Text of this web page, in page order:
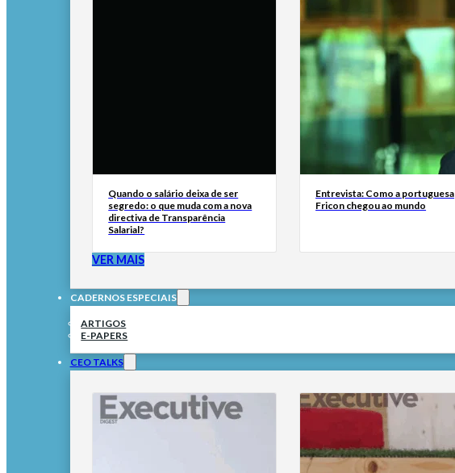
Quando o salário deixa de ser
segredo: o que muda com a nova
directiva de Transparência
Salarial?
Entrevista: Como a portuguesa
Fricon chegou ao mundo
VER MAIS
CADERNOS ESPECIAIS
ARTIGOS
E-PAPERS
CEO TALKS